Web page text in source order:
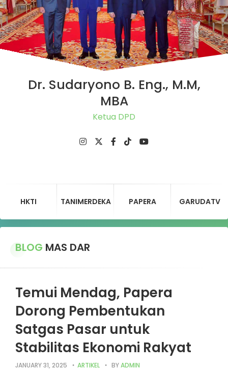
Dr. Sudaryono B. Eng., M.M,
MBA
Ketua DPD Ger
HKTI TANIMERDEKA PAPERA GARUDATV
BLOG MAS DAR
Temui Mendag, Papera
Dorong Pembentukan
Satgas Pasar untuk
Stabilitas Ekonomi Rakyat
JANUARY 31, 2025 ARTIKEL BYADMIN